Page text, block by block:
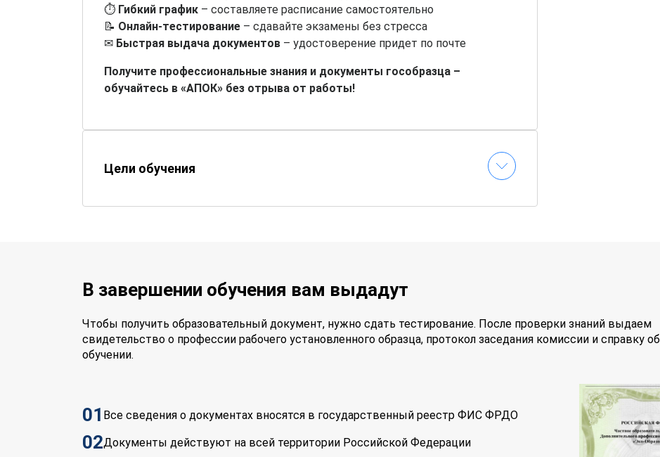
⏱ Гибкий график – составляете расписание самостоятельно
📝 Онлайн-тестирование – сдавайте экзамены без стресса
✉ Быстрая выдача документов – удостоверение придет по почте
Получите профессиональные знания и документы гособразца –
обучайтесь в «АПОК» без отрыва от работы!
Цели обучения
В завершении обучения вам выдадут
Чтобы получить образовательный документ, нужно сдать тестирование. После проверки знаний выдаем
свидетельство о профессии рабочего установленного образца, протокол заседания комиссии и справку об
обучении.
01 Все сведения о документах вносятся в государственный реестр ФИС ФРДО
02Документы действуют на всей территории Российской Федерации